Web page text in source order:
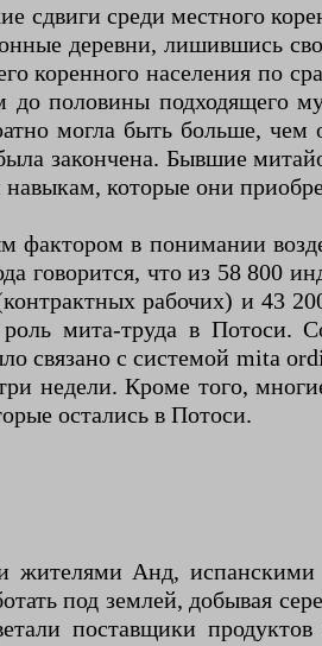
сдвиги среди местного
деревни, лишившись
коренного населения по
до половины подходящего
могла быть больше,
закончена. Бывшие
которые они
в понимании
говорится, что из 58 800
рабочих) и 43
мита-труда в Потоси.
связано с системой mita
недели. Кроме того,
остались в Потоси.
жителями Анд,
под землей, добывая
поставщики